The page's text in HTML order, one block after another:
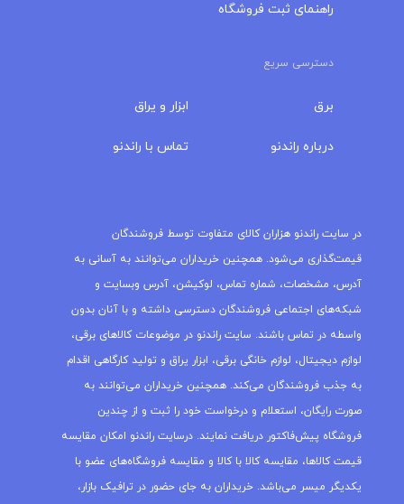
راهنمای ثبت فروشگاه
دسترسی سریع
برق
درباره‌ راندنو
ابزار و یراق
تماس با راندنو
در سایت راندنو هزاران کالای متفاوت توسط فروشندگان
قیمت‌گذاری می‌شود. همچنین خریداران می‌توانند به آسانی به
آدرس، مشخصات، شماره تماس، لوکیشن، آدرس وبسایت و
شبکه‌های اجتماعی فروشندگان دسترسی داشته و با آنان بدون
واسطه در تماس باشند. سایت راندنو در موضوعات کالاهای برقی،
لوازم دیجیتال، لوازم خانگی برقی، ابزار یراق و تولید کارگاهی اقدام
به جذب فروشندگان می‌کند. همچنین خریداران می‌توانند به
صورت رایگان، استعلام و درخواست خود را ثبت و از چندین
فروشگاه پیش‌فاکتور دریافت نمایند. درسایت راندنو امکان مقایسه
قیمت کالاها، مقایسه کالا با کالا و مقایسه فروشگاه‌های عضو با
یکدیگر میسر می‌باشد. خریداران به جای حضور در ترافیک بازار،